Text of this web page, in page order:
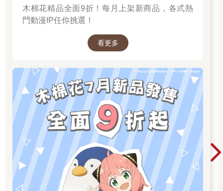
木棉花精品全面9折！每月上架新商品，各式熱
門動漫IP任你挑選！
看更多